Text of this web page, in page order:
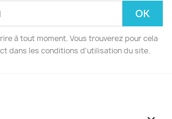
à tout moment. Vous trouverez pour cela
dans les conditions d'utilisation du site.